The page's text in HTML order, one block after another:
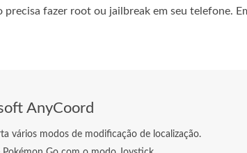
fazer root ou jailbreak em seu telefone.
AnyCoord
vários modos de modificação de localização.